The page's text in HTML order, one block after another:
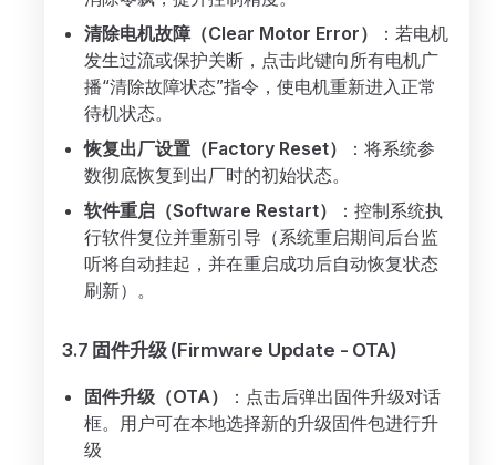
清除电机故障（Clear Motor Error）
：若电机
发生过流或保护关断，点击此键向所有电机广
播“清除故障状态”指令，使电机重新进入正常
待机状态。
恢复出厂设置（Factory Reset）
：将系统参
数彻底恢复到出厂时的初始状态。
软件重启（Software Restart）
：控制系统执
行软件复位并重新引导（系统重启期间后台监
听将自动挂起，并在重启成功后自动恢复状态
刷新）。
3.7 固件升级 (Firmware Update - OTA)
固件升级（OTA）
：点击后弹出固件升级对话
框。用户可在本地选择新的升级固件包进行升
级